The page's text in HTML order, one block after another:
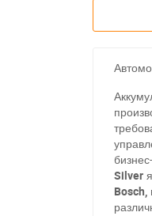
Silver
Bosch,